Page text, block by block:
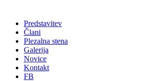
Predstavitev
Člani
Plezalna stena
Galerija
Novice
Kontakt
FB